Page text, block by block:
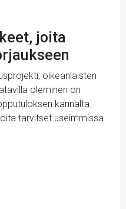
joita
oikeanlaisten
oleminen on
kannalta.
tarvitset useimmissa